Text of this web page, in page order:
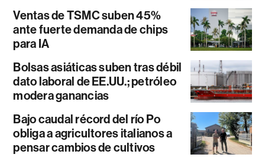
Ventas de TSMC suben 45%
ante fuerte demanda de chips
para IA
Bolsas asiáticas suben tras débil
dato laboral de EE.UU.; petróleo
modera ganancias
Bajo caudal récord del río Po
obliga a agricultores italianos a
pensar cambios de cultivos